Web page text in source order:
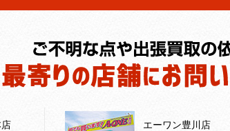
エーワン豊川店